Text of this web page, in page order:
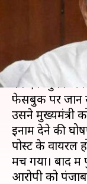
Apr
क्या है खबर?
देश में चल रहे
को एक युवक ने
फेसबुक पर जान
उसने मुख्यमंत्री
इनाम देने की
पोस्ट के वायरल
मच गया। बाद